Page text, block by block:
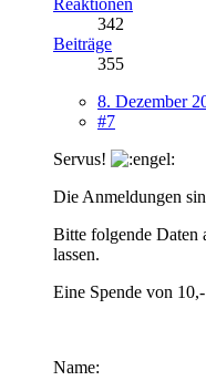
342
Beiträge
355
8. Dezember
#7
Servus!
Die Anmeldungen
Bitte folgende Daten
lassen.
Eine Spende von
Name: